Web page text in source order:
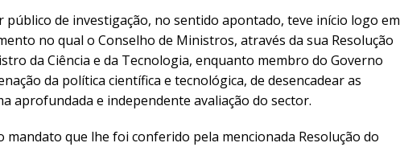
de investigação, no sentido apontado, teve início logo em
no qual o Conselho de Ministros, através da sua Resolução
da Ciência e da Tecnologia, enquanto membro do Governo
da política científica e tecnológica, de desencadear as
aprofundada e independente avaliação do sector.
que lhe foi conferido pela mencionada Resolução do